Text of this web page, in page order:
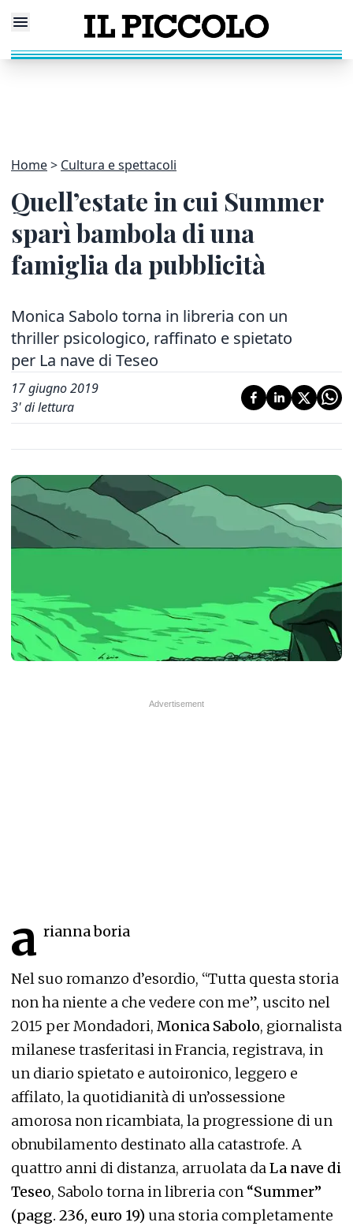
Home Cultura e spettacoli
Quell’estate in cui Summer
sparì bambola di una
famiglia da pubblicità
Monica Sabolo torna in libreria con un
thriller psicologico, raffinato e spietato
per La nave di Teseo
17 giugno 2019
3' di lettura
a rianna boria
Nel suo romanzo d’esordio, “Tutta questa storia
non ha niente a che vedere con me”, uscito nel
2015 per Mondadori, Monica Sabolo, giornalista
milanese trasferitasi in Francia, registrava, in
un diario spietato e autoironico, leggero e
affilato, la quotidianità di un’ossessione
amorosa non ricambiata, la progressione di un
obnubilamento destinato alla catastrofe. A
quattro anni di distanza, arruolata daLa nave di
Teseo, Sabolo torna in libreria con “Summer”
(pagg. 236, euro 19) una storia completamente